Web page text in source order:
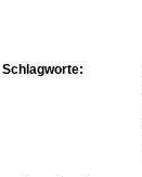
Schlagworte: